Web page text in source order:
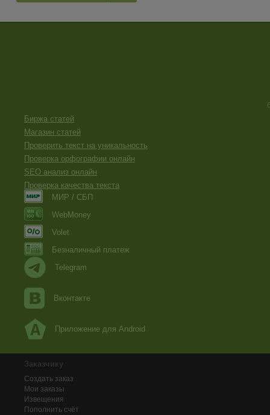
Биржа статей
Магазин статей
Проверить текст на уникальность
Проверка орфографии онлайн
SEO анализ онлайн
Проверка качества текста
МИР / СБП
WebMoney
Volet
Безналичный платеж
Telegram
Вконтакте
Приложение для Android
Заказчику
Создать заказ
Мои заказы
Извещения
Пополнить счёт